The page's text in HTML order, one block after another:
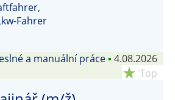
,
Fahrer
a manuální práce▪ 4.08.2026
star_rate Top